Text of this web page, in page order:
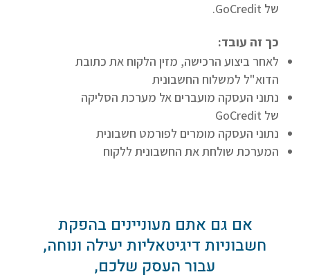
של GoCredit.
כך זה עובד:
לאחר ביצוע הרכישה, מזין הלקוח את כתובת
הדוא"ל למשלוח החשבונית
נתוני העסקה מועברים אל מערכת הסליקה
של GoCredit
נתוני העסקה מומרים לפורמט חשבונית
המערכת שולחת את החשבונית ללקוח
אם גם אתם מעוניינים בהפקת
חשבוניות דיגיטאליות יעילה ונוחה,
עבור העסק שלכם,